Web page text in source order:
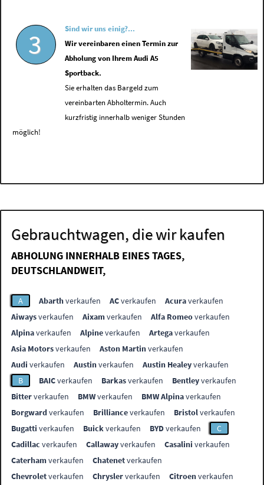
3
Sind wir uns einig?...
Wir vereinbaren einen Termin zur
Abholung von Ihrem Audi A5
Sportback.
Sie erhalten das Bargeld zum
vereinbarten Abholtermin. Auch
kurzfristig innerhalb weniger Stunden
möglich!
Gebrauchtwagen, die wir kaufen
ABHOLUNG INNERHALB EINES TAGES,
DEUTSCHLANDWEIT,
A Abarthverkaufen ACverkaufen Acuraverkaufen
Aiwaysverkaufen Aixamverkaufen Alfa Romeoverkaufen
Alpinaverkaufen Alpineverkaufen Artegaverkaufen
Asia Motorsverkaufen Aston Martinverkaufen
Audi verkaufen Austinverkaufen Austin Healeyverkaufen
B
BAICverkaufen Barkasverkaufen Bentleyverkaufen
Bitterverkaufen BMWverkaufen BMW Alpinaverkaufen
Borgwardverkaufen Brillianceverkaufen Bristolverkaufen
Bugatti verkaufen Buickverkaufen BYDverkaufen
C
Cadillac verkaufen Callawayverkaufen Casalini verkaufen
Caterhamverkaufen Chatenetverkaufen
Chevroletverkaufen Chryslerverkaufen Citroenverkaufen